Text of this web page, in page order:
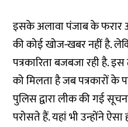
इसके अलावा पंजाब के फरार
की कोई खोज-खबर नहीं है.
पत्रकारिता बजबजा रही है.
को मिलता है जब पत्रकारों के
पुलिस द्वारा लीक की गई
परोसते हैं. यहां भी उन्होंने ऐसा